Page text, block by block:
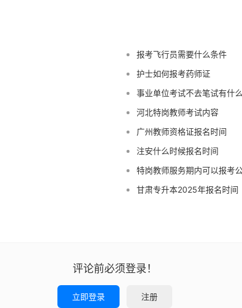
报考飞行员需要什么条件
护士如何报考药师证
事业单位考试不去笔试有什
河北特岗教师考试内容
广州教师资格证报名时间
注安什么时候报名时间
特岗教师服务期内可以报考
甘肃专升本2025年报名时间
评论前必须登录！
立即登录 注册